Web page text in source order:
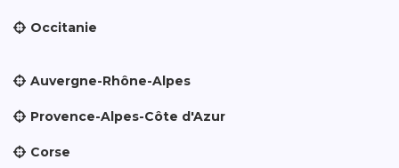
Occitanie
Auvergne-Rhône-Alpes
Provence-Alpes-Côte d'Azur
Corse